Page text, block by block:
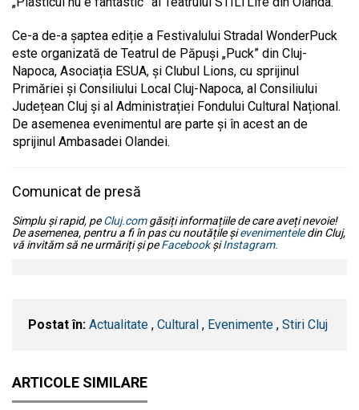
Ce-a de-a șaptea ediție a Festivalului Stradal WonderPuck
este organizată de Teatrul de Păpuși „Puck” din Cluj-
Napoca, Asociația ESUA, și Clubul Lions, cu sprijinul
Primăriei și Consiliului Local Cluj-Napoca, al Consiliului
Județean Cluj și al Administrației Fondului Cultural Național.
De asemenea evenimentul are parte și în acest an de
sprijinul Ambasadei Olandei.
Comunicat de presă
Simplu și rapid, peCluj.comgăsiți informațiile de care aveți nevoie!
De asemenea, pentru a fi în pas cu noutățile șievenimenteledin Cluj,
vă invităm să ne urmăriți și peFacebookșiInstagram.
Postat în: Actualitate , Cultural , Evenimente , Stiri Cluj
ARTICOLE SIMILARE